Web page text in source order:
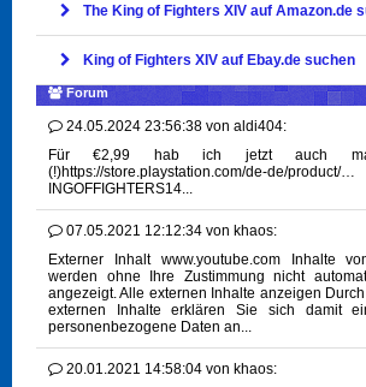
The King of Fighters XIV auf Amazon.de
King of Fighters XIV auf Ebay.de suchen
Forum
24.05.2024 23:56:38 von aldi404:
Für €2,99 hab ich jetzt auch mal
(!)https://store.playstation.com/de-de/product/…
INGOFFIGHTERS14...
07.05.2021 12:12:34 von khaos:
Externer Inhalt www.youtube.com Inhalte
werden ohne Ihre Zustimmung nicht
angezeigt. Alle externen Inhalte anzeigen
externen Inhalte erklären Sie sich damit
personenbezogene Daten an...
20.01.2021 14:58:04 von khaos: